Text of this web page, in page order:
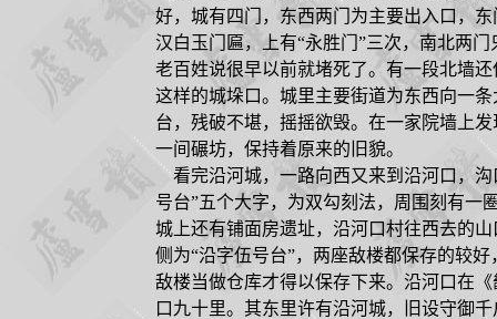
好，城有四门，东西两门为主要出入口，
汉白玉门匾，上有“永胜门”三次，南北两
老百姓说很早以前就堵死了。有一段北墙
这样的城垛口。城里主要街道为东西向一
台，残破不堪，摇摇欲毁。在一家院墙上
一间碾坊，保持着原来的旧貌。
看完沿河城，一路向西又来到沿河口，
号台”五个大字，为双勾刻法，周围刻有一
城上还有铺面房遗址，沿河口村往西去的
侧为“沿字伍号台”，两座敌楼都保存的较
敌楼当做仓库才得以保存下来。沿河口在
口九十里。其东里许有沿河城，旧设守御